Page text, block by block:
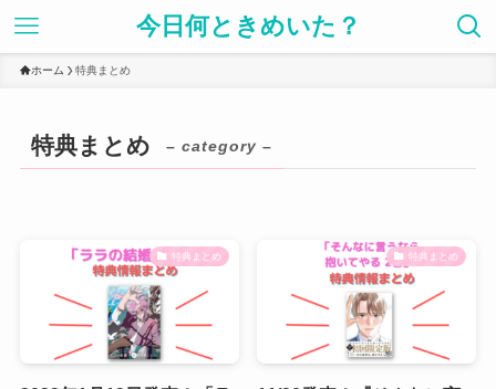
今日何ときめいた？
ホーム 特典まとめ
特典まとめ – category –
特典まとめ 特典まとめ